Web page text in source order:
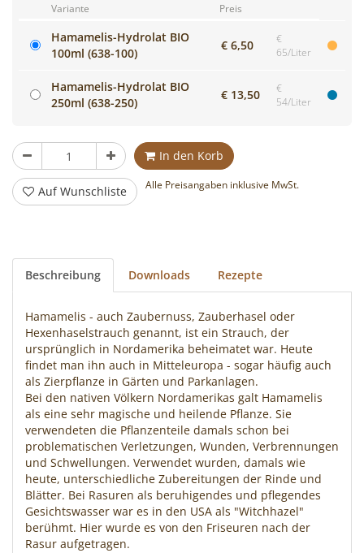
Variante Preis
Hamamelis-Hydrolat BIO
100ml (638-100)
€ 6,50
€
65/Liter
Hamamelis-Hydrolat BIO
250ml (638-250)
€ 13,50
€
54/Liter
Stück In den Korb
Auf Wunschliste Alle Preisangaben inklusive MwSt.
Beschreibung Downloads Rezepte
Hamamelis - auch Zaubernuss, Zauberhasel oder
Hexenhaselstrauch genannt, ist ein Strauch, der
ursprünglich in Nordamerika beheimatet war. Heute
findet man ihn auch in Mitteleuropa - sogar häufig auch
als Zierpflanze in Gärten und Parkanlagen.
Bei den nativen Völkern Nordamerikas galt Hamamelis
als eine sehr magische und heilende Pflanze. Sie
verwendeten die Pflanzenteile damals schon bei
problematischen Verletzungen, Wunden, Verbrennungen
und Schwellungen. Verwendet wurden, damals wie
heute, unterschiedliche Zubereitungen der Rinde und
Blätter. Bei Rasuren als beruhigendes und pflegendes
Gesichtswasser war es in den USA als "Witchhazel"
berühmt. Hier wurde es von den Friseuren nach der
Rasur aufgetragen.